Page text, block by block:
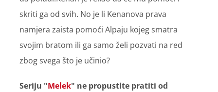
skriti ga od svih. No je li Kenanova prava
namjera zaista pomoći Alpaju kojeg smatra
svojim bratom ili ga samo želi pozvati na red
zbog svega što je učinio?
Seriju "Melek" ne propustite pratiti od